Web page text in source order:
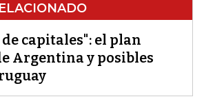
capitales": el plan
Argentina y posibles